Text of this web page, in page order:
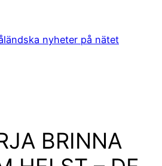
nyheter på nätet
BRINNA